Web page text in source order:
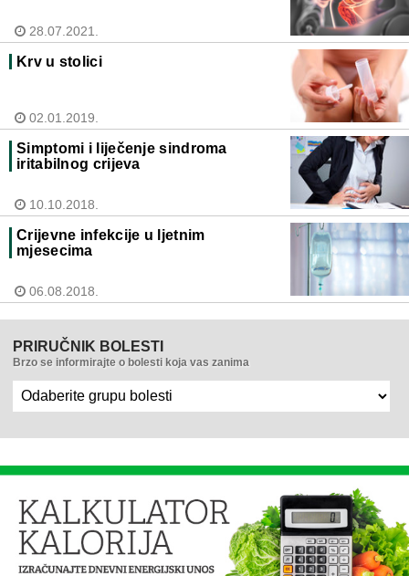
28.07.2021.
Krv u stolici
02.01.2019.
Simptomi i liječenje sindroma
iritabilnog crijeva
10.10.2018.
Crijevne infekcije u ljetnim
mjesecima
06.08.2018.
PRIRUČNIK BOLESTI
Brzo se informirajte o bolesti koja vas zanima